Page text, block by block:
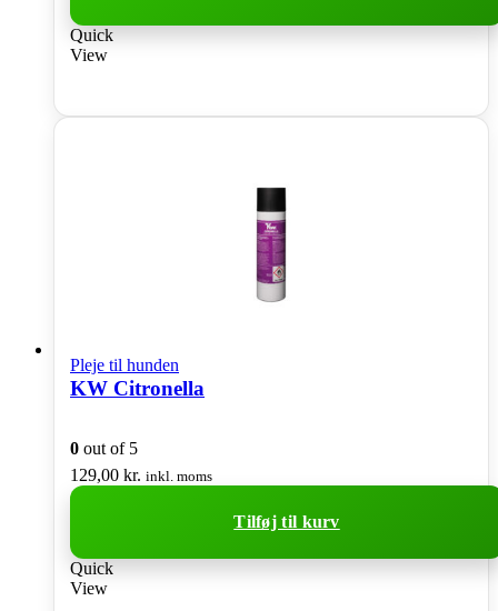
Quick
View
Pleje til hunden
KW Citronella
0 out of 5
129,00 kr. inkl. moms
Tilføj til kurv
Quick
View